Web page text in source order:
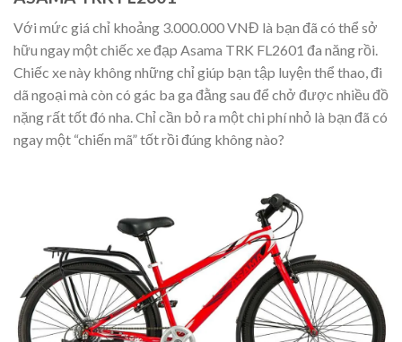
Với mức giá chỉ khoảng 3.000.000 VNĐ là bạn đã có thể sở
hữu ngay một chiếc xe đạp Asama TRK FL2601 đa năng rồi.
Chiếc xe này không những chỉ giúp bạn tập luyện thể thao, đi
dã ngoại mà còn có gác ba ga đằng sau để chở được nhiều đồ
nặng rất tốt đó nha. Chỉ cần bỏ ra một chi phí nhỏ là bạn đã có
ngay một “chiến mã” tốt rồi đúng không nào?